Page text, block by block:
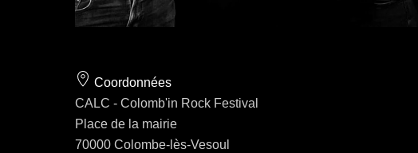
Coordonnées
CALC - Colomb'in Rock Festival
Place de la mairie
70000 Colombe-lès-Vesoul